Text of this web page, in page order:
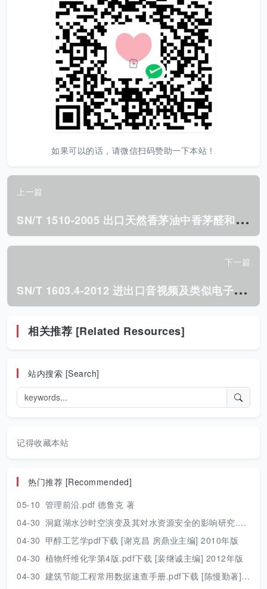
如果可以的话，请微信扫码赞助一下本站！
上一篇
S
N/T 1510-2005 出口天然香茅油中香茅醛和含氧化合物 含量的测定气相色谱法.pdf
下一篇
S
N/T 1603.4-2012 进出口音视频及类似电子设备检验规程 第4部分:视盘机.pdf
相关推荐 [Related Resources]
站内搜索 [Search]
记得收藏本站
热门推荐 [Recommended]
05-10 管理前沿.pdf 德鲁克 著
04-30 洞庭湖水沙时空演变及其对水资源安全的影响研究.pdf 胡光伟 著 2017年版
04-30 甲醇工艺学pdf下载 [谢克昌 房鼎业主编] 2010年版
04-30 植物纤维化学第4版.pdf下载 [裴继诚主编] 2012年版
04-30 建筑节能工程常用数据速查手册.pdf下载 [陈慢勤著] 2010年版